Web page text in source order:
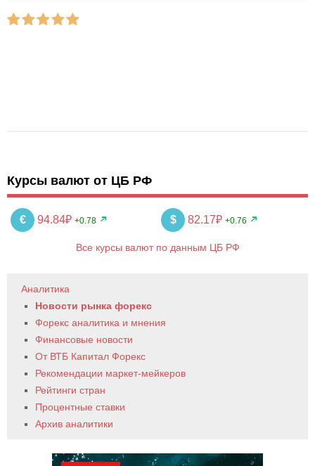
Курсы валют от ЦБ РФ
€ 94.84₽ +0.78 $ 82.17₽ +0.76
Все курсы валют по данным ЦБ РФ
Аналитика
Новости рынка форекс
Форекс аналитика и мнения
Финансовые новости
От ВТБ Капитал Форекс
Рекомендации маркет-мейкеров
Рейтинги стран
Процентные ставки
Архив аналитики